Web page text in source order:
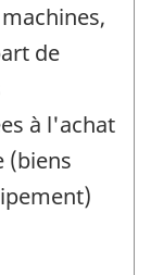
de
à l'achat
(biens